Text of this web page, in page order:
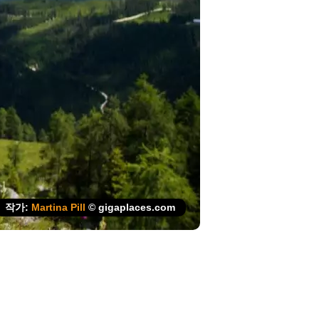
작가: Martina Pill © gigaplaces.com